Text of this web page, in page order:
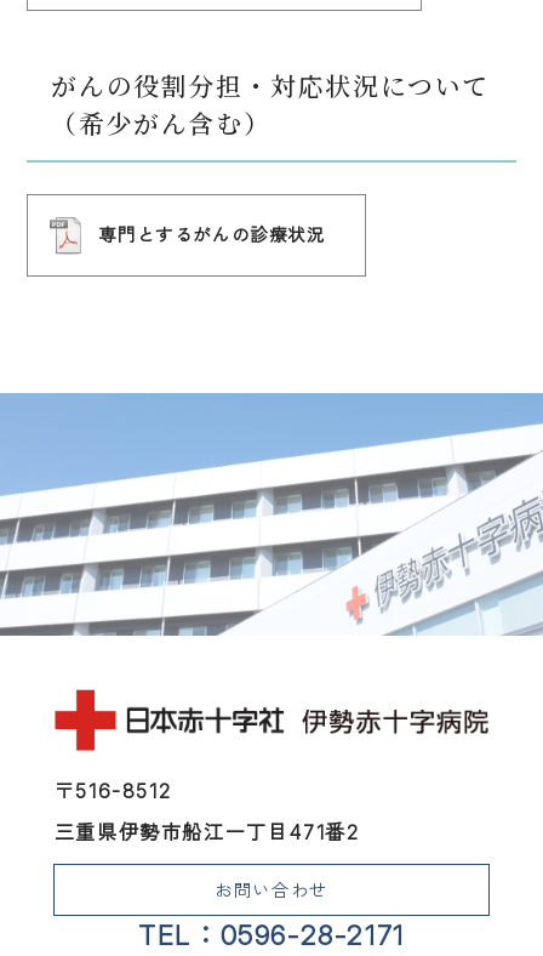
がんの役割分担・対応状況について
（希少がん含む）
専門とするがんの診療状況
〒516-8512
三重県伊勢市船江一丁目471番2
お問い合わせ
TEL：0596-28-2171